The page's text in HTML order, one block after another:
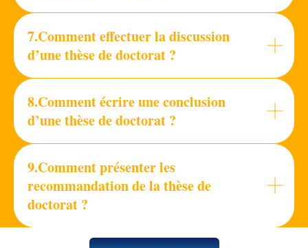
7.Comment effectuer la discussion
d’une thèse de doctorat ?
8.Comment écrire une conclusion
d’une thèse de doctorat ?
9.Comment présenter les
recommandation de la thèse de
doctorat ?